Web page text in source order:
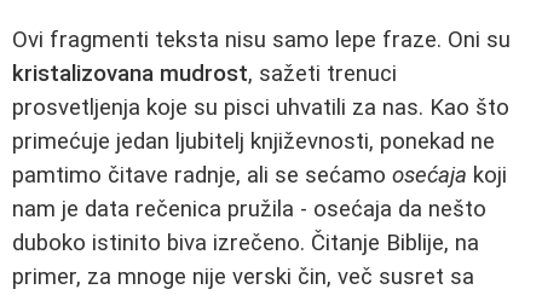
Ovi fragmenti teksta nisu samo lepe fraze. Oni su
kristalizovana mudrost, sažeti trenuci
prosvetljenja koje su pisci uhvatili za nas. Kao što
primećuje jedan ljubitelj književnosti, ponekad ne
pamtimo čitave radnje, ali se sećamo osećaja koji
nam je data rečenica pružila - osećaja da nešto
duboko istinito biva izrečeno. Čitanje Biblije, na
primer, za mnoge nije verski čin, več susret sa